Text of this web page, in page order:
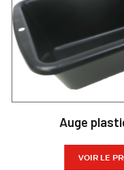
Auge
VOIR LE